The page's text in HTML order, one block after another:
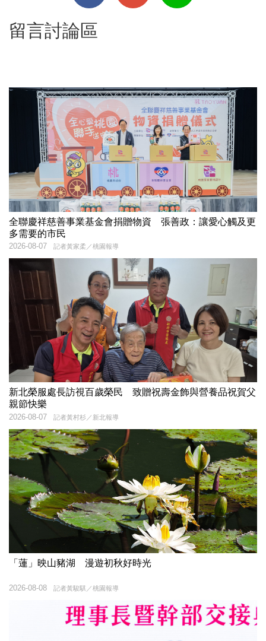
留言討論區
全聯慶祥慈善事業基金會捐贈物資 張善政：讓愛心觸及更
多需要的市民
記者黃家柔／桃園報導
2026-08-07
新北榮服處長訪視百歲榮民 致贈祝壽金飾與營養品祝賀父
親節快樂
記者黃村杉／新北報導
2026-08-07
「蓮」映山豬湖 漫遊初秋好時光
記者黃駿騏／桃園報導
2026-08-08